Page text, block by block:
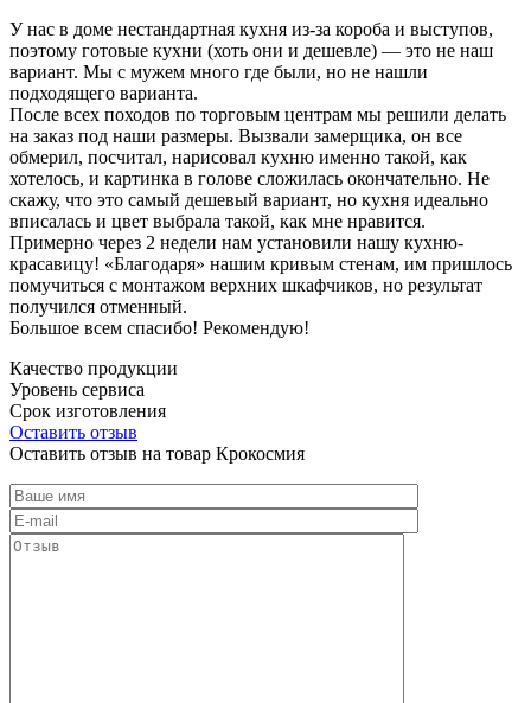
У нас в доме нестандартная кухня из-за короба и выступов,
поэтому готовые кухни (хоть они и дешевле) — это не наш
вариант. Мы с мужем много где были, но не нашли
подходящего варианта.
После всех походов по торговым центрам мы решили делать
на заказ под наши размеры. Вызвали замерщика, он все
обмерил, посчитал, нарисовал кухню именно такой, как
хотелось, и картинка в голове сложилась окончательно. Не
скажу, что это самый дешевый вариант, но кухня идеально
вписалась и цвет выбрала такой, как мне нравится.
Примерно через 2 недели нам установили нашу кухню-
красавицу! «Благодаря» нашим кривым стенам, им пришлось
помучиться с монтажом верхних шкафчиков, но результат
получился отменный.
Большое всем спасибо! Рекомендую!
Качество продукции
Уровень сервиса
Срок изготовления
Оставить отзыв
Оставить отзыв на товар Крокосмия